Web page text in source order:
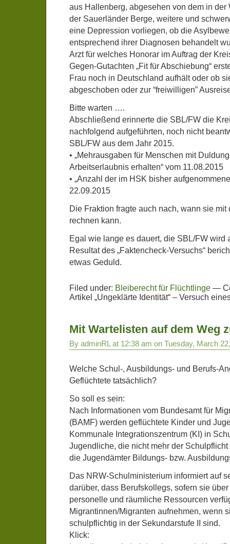
aus Hallenberg, abgesehen von dem in der
der Sauerländer Berge, weitere und
eine Depression vorliegen, ob die
entsprechend ihrer Diagnosen behandelt
Arzt für welches Honorar im Auftrag der
Gegen-Gutachten „Fit für Abschiebung“
Frau noch in Deutschland aufhält oder ob
abgeschoben oder zur “freiwilligen”
Bitte warten ….
Abschließend erinnerte die SBL/FW die
nachfolgend aufgeführten, noch nicht
SBL/FW aus dem Jahr 2015.
• „Mehrausgaben für Menschen mit
Arbeitserlaubnis erhalten“ vom 11.08.2015
• „Anzahl der im HSK bisher
22.09.2015
Die Fraktion fragte auch nach, wann sie mit
rechnen kann.
Egal wie lange es dauert, die SBL/FW wird
Resultat des „Faktencheck-Versuchs“
etwas Geduld.
Filed under: Bleiberecht für Flüchtlinge —
Artikel „Ungeklärte Identität“ – Versuch
Mit Wartelisten auf dem Weg
By adminRL at 12:38 am on Tuesday, March
Welche Schul-, Ausbildungs- und Berufs-
Geflüchtete tatsächlich?
So soll es sein:
Nach Informationen vom Bundesamt für
(BAMF) werden geflüchtete Kinder und
Kommunale Integrationszentrum (KI) in
Jugendliche, die nicht mehr der
die Jugendämter Bildungs- bzw.
Das NRW-Schulministerium informiert auf
darüber, dass Berufskollegs, sofern sie
personelle und räumliche Ressourcen
Migrantinnen/Migranten aufnehmen, wenn
schulpflichtig in der Sekundarstufe II sind.
Klick: